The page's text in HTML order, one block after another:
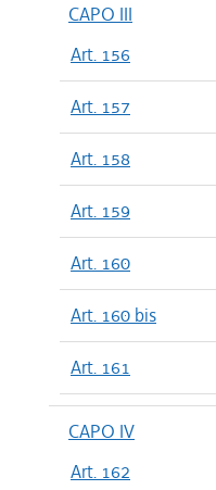
CAPO III
Art. 156
Art. 157
Art. 158
Art. 159
Art. 160
Art. 160 bis
Art. 161
CAPO IV
Art. 162